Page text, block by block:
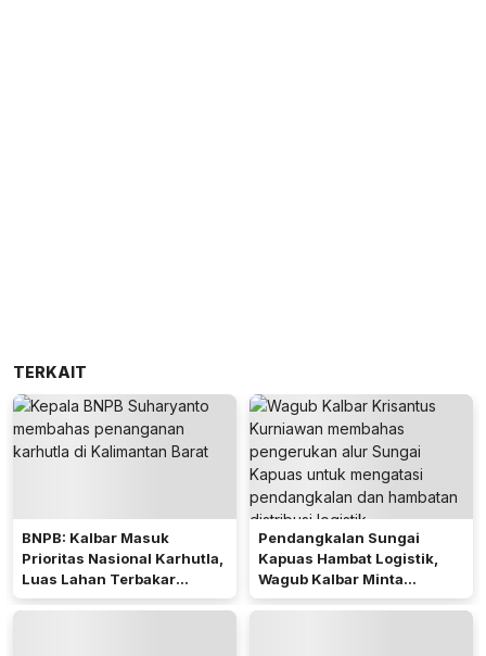
TERKAIT
BNPB: Kalbar Masuk
Prioritas Nasional Karhutla,
Luas Lahan Terbakar
Peringkat Keempat
Pendangkalan Sungai
Kapuas Hambat Logistik,
Wagub Kalbar Minta
Pengerukan Diprioritaskan